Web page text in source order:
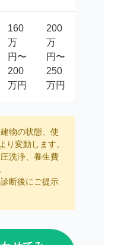
160
万
円〜
200
万円
200
万
円〜
250
万円
物の状態、使
り変動します。
洗浄、養生費
断後にご提示